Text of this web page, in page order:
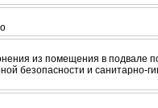
из помещения в подвале
безопасности и санитарно-